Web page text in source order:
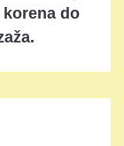
do